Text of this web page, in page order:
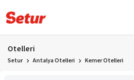
Otelleri
Setur Antalya Otelleri Kemer Otelleri